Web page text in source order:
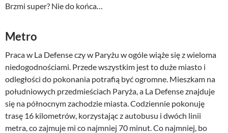
Brzmi super? Nie do końca…
Metro
Praca w La Defense czy w Paryżu w ogóle wiąże się z wieloma
niedogodnościami. Przede wszystkim jest to duże miasto i
odległości do pokonania potrafią być ogromne. Mieszkam na
południowych przedmieściach Paryża, a La Defense znajduje
się na północnym zachodzie miasta. Codziennie pokonuję
trasę 16 kilometrów, korzystając z autobusu i dwóch linii
metra, co zajmuje mi co najmniej 70 minut. Co najmniej, bo